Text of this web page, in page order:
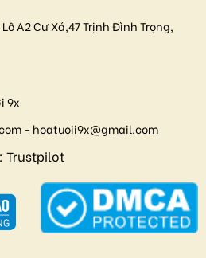
A2 Cư Xá,47 Trịnh Đình Trọng,
9x
- hoatuoii9x@gmail.com
Trustpilot